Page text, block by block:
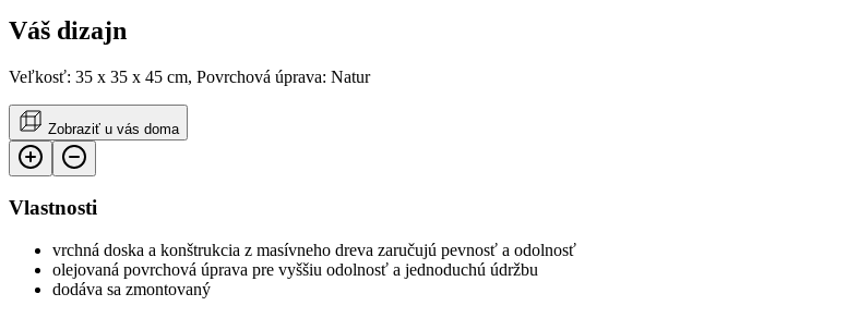
Váš dizajn
Veľkosť: 35 x 35 x 45 cm, Povrchová úprava: Natur
Zobraziť u vás doma
Vlastnosti
vrchná doska a konštrukcia z masívneho dreva zaručujú pevnosť a odolnosť
olejovaná povrchová úprava pre vyššiu odolnosť a jednoduchú údržbu
dodáva sa zmontovaný